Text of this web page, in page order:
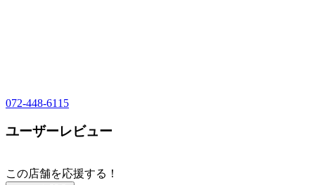
072-448-6115
ユーザーレビュー
この店舗を応援する！